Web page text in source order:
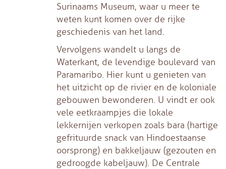
Surinaams Museum, waar u meer te
weten kunt komen over de rijke
geschiedenis van het land.
Vervolgens wandelt u langs de
Waterkant, de levendige boulevard van
Paramaribo. Hier kunt u genieten van
het uitzicht op de rivier en de koloniale
gebouwen bewonderen. U vindt er ook
vele eetkraampjes die lokale
lekkernijen verkopen zoals bara (hartige
gefrituurde snack van Hindoestaanse
oorsprong) en bakkeljauw (gezouten en
gedroogde kabeljauw). De Centrale